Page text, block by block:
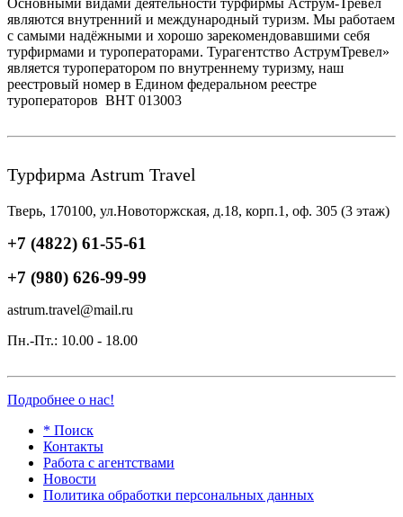
Основными видами деятельности турфирмы Аструм-Тревел
являются внутренний и международный туризм. Мы работаем
с самыми надёжными и хорошо зарекомендовавшими себя
турфирмами и туроператорами. Турагентство АструмТревел»
является туроператором по внутреннему туризму, наш
реестровый номер в Едином федеральном реестре
туроператоров ВНТ 013003
Турфирма Astrum Travel
Тверь, 170100, ул.Новоторжская, д.18, корп.1, оф. 305 (3 этаж)
+7 (4822) 61-55-61
+7 (980) 626-99-99
astrum.travel@mail.ru
Пн.-Пт.: 10.00 - 18.00
Подробнее о нас!
* Поиск
Контакты
Работа с агентствами
Новости
Политика обработки персональных данных